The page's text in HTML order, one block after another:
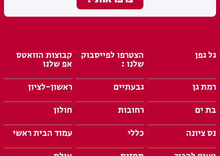
גל גפן הצטרפו לפייסבוק
שלנו :
קבוצות הוואטס
אפ שלנו
רמת גן
גבעתיים
ראשון-לציון
בת ים
רחובות
חולון
נס ציונה
כללי
עמוד הבית ראשי